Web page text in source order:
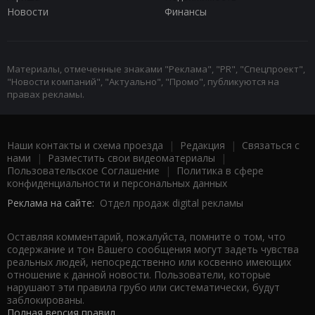
Новости
Финансы
Материалы, отмеченные знаками "Реклама", "PR", "Спецпроект",
"Новости компаний", "Актуально", "Промо", публикуются на
правах рекламы.
Наши контакты и схема проезда | Редакция | Связаться с
нами | Разместить свои видеоматериалы |
Пользовательское Соглашение |
Политика в сфере
конфиденциальности и персональных данных
Реклама на сайте: Отдел продаж digital рекламы
Оставляя комментарий, пожалуйста, помните о том, что
содержание и тон Вашего сообщения могут задеть чувства
реальных людей, непосредственно или косвенно имеющих
отношение к данной новости. Пользователи, которые
нарушают эти правила грубо или систематически, будут
заблокированы.